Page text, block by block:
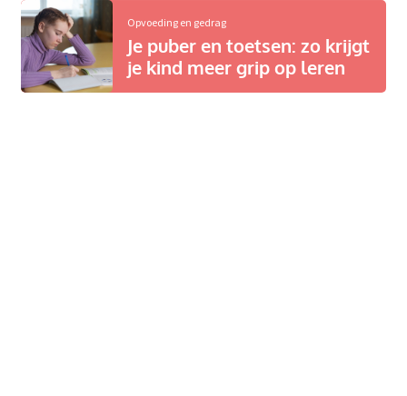
Opvoeding en gedrag
Je puber en toetsen: zo krijgt
je kind meer grip op leren